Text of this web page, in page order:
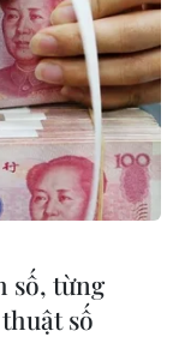
số, từng
số